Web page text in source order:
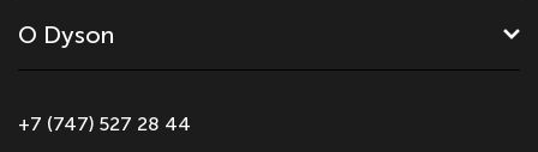
О Dyson
+7 (747) 527 28 44